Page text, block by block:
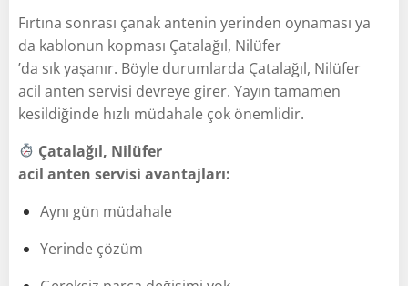
Fırtına sonrası çanak antenin yerinden oynaması ya
da kablonun kopması Çatalağıl, Nilüfer
’da sık yaşanır. Böyle durumlarda Çatalağıl, Nilüfer
acil anten servisi devreye girer. Yayın tamamen
kesildiğinde hızlı müdahale çok önemlidir.
Çatalağıl, Nilüfer
acil anten servisi avantajları:
Aynı gün müdahale
Yerinde çözüm